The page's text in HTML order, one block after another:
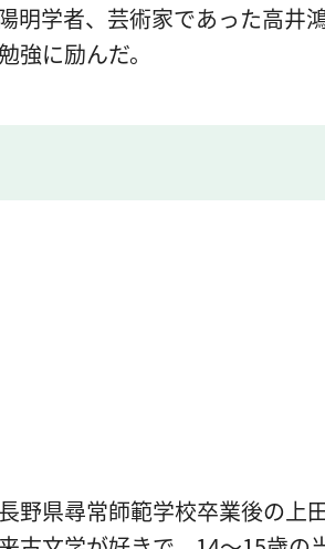
明学者、芸術家であった高
強に励んだ。
野県尋常師範学校卒業後の